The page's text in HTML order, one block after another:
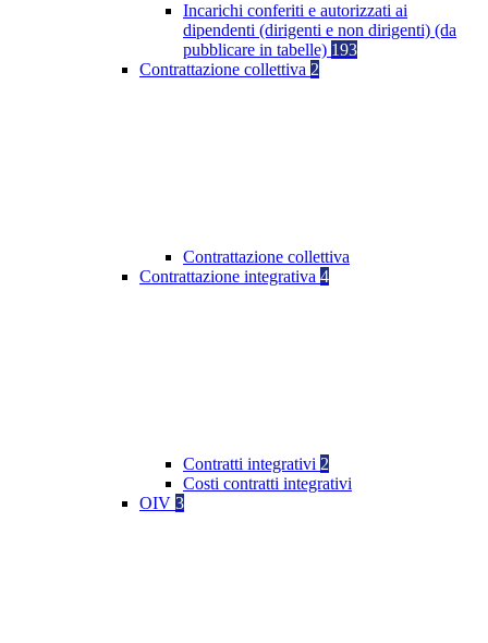
Incarichi conferiti e autorizzati ai
dipendenti (dirigenti e non dirigenti) (da
pubblicare in tabelle) 193
Contrattazione collettiva 2
Contrattazione collettiva
Contrattazione integrativa 4
Contratti integrativi 2
Costi contratti integrativi
OIV 3